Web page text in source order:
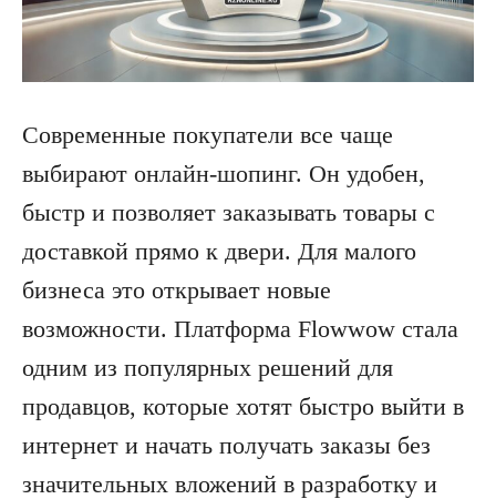
Современные покупатели все чаще
выбирают онлайн-шопинг. Он удобен,
быстр и позволяет заказывать товары с
доставкой прямо к двери. Для малого
бизнеса это открывает новые
возможности. Платформа Flowwow стала
одним из популярных решений для
продавцов, которые хотят быстро выйти в
интернет и начать получать заказы без
значительных вложений в разработку и